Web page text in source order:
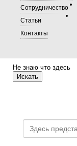
Сотрудничество
Статьи
Контакты
Не знаю что здесь
Искать